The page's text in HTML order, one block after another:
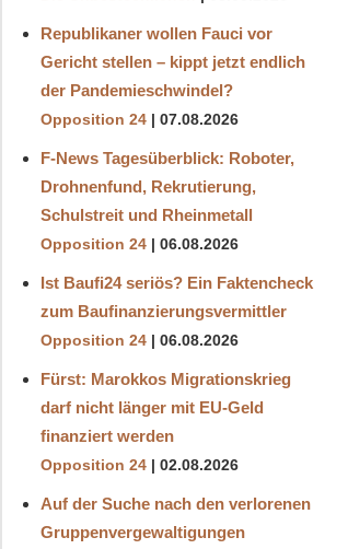
Republikaner wollen Fauci vor
Gericht stellen – kippt jetzt endlich
der Pandemieschwindel?
Opposition 24 07.08.2026
F-News Tagesüberblick: Roboter,
Drohnenfund, Rekrutierung,
Schulstreit und Rheinmetall
Opposition 24 06.08.2026
Ist Baufi24 seriös? Ein Faktencheck
zum Baufinanzierungsvermittler
Opposition 24 06.08.2026
Fürst: Marokkos Migrationskrieg
darf nicht länger mit EU-Geld
finanziert werden
Opposition 24 02.08.2026
Auf der Suche nach den verlorenen
Gruppenvergewaltigungen